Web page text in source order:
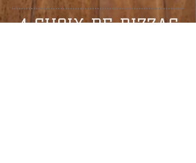
4 CHOIX DE PIZZAS